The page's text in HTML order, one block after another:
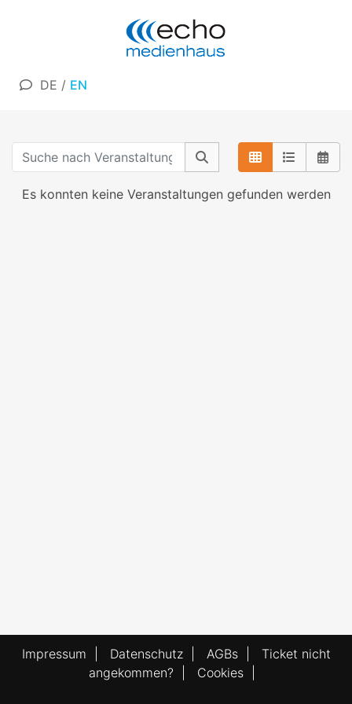
DE / EN
Es konnten keine Veranstaltungen gefunden werden
Impressum Datenschutz| AGBs| Ticket nicht
angekommen?
Cookies